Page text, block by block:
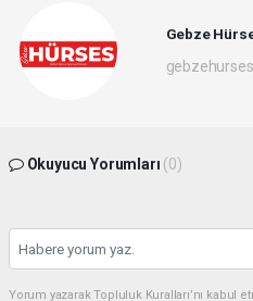
Gebze
Okuyucu Yorumları (0)
Yorum yazarak Topluluk Kuralları’nı